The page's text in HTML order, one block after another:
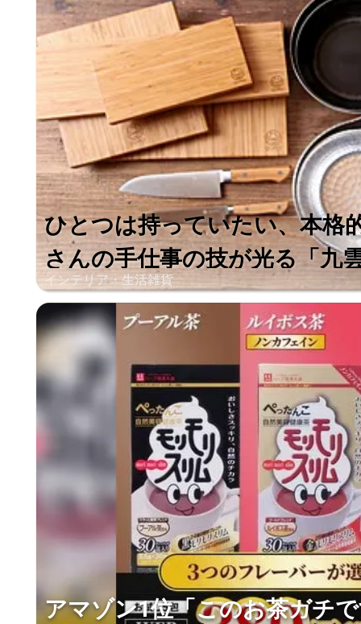
ひとつは持っていたい、本格
さんの手仕事の技が光る「九
インテリア・生活雑貨
アマゾン1位「このお茶ガチ